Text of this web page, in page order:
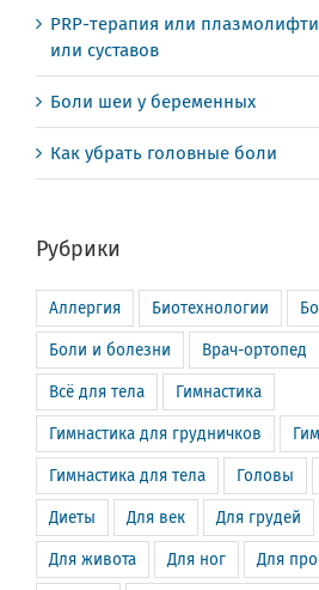
PRP-терапия или
или суставов
Боли шеи у беременных
Как убрать головные боли
Рубрики
Аллергия Биотехнологии
Боли и болезни Врач-ортопед
Всё для тела Гимнастика
Гимнастика для грудничков
Гимнастика для тела Головы
Диеты Для век Для грудей
Для живота Для ног Для